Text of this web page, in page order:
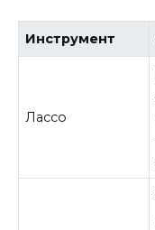
Инструмент
Лассо